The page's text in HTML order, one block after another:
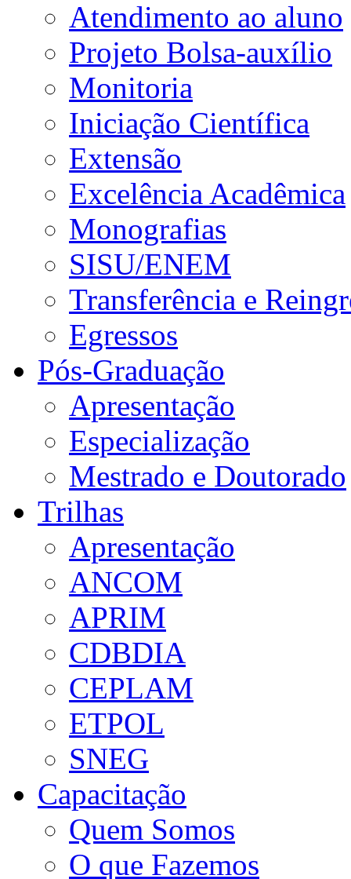
Atendimento ao aluno
Projeto Bolsa-auxílio
Monitoria
Iniciação Científica
Extensão
Excelência Acadêmica
Monografias
SISU/ENEM
Transferência e
Egressos
Pós-Graduação
Apresentação
Especialização
Mestrado e Doutorado
Trilhas
Apresentação
ANCOM
APRIM
CDBDIA
CEPLAM
ETPOL
SNEG
Capacitação
Quem Somos
O que Fazemos